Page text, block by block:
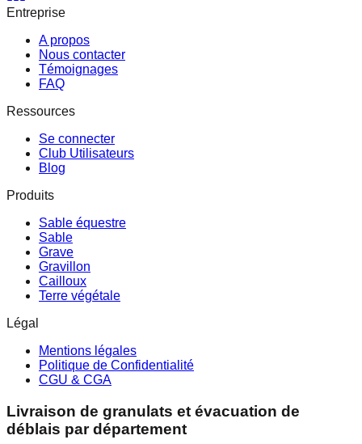
Entreprise
A propos
Nous contacter
Témoignages
FAQ
Ressources
Se connecter
Club Utilisateurs
Blog
Produits
Sable équestre
Sable
Grave
Gravillon
Cailloux
Terre végétale
Légal
Mentions légales
Politique de Confidentialité
CGU & CGA
Livraison de granulats et évacuation de
déblais par département